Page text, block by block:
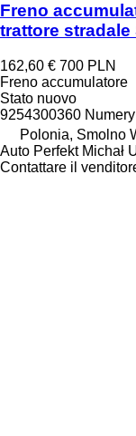
Freno
trattore stradale
162,60 € 700 PLN
Freno accumulatore
Stato nuovo
9254300360
Polonia, Smolno
Auto Perfekt Michał
Contattare il